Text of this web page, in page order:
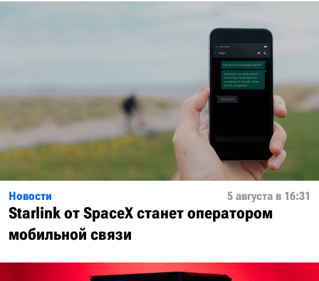
Новости 5 августа в 16:31
Starlink от SpaceX станет оператором
мобильной связи